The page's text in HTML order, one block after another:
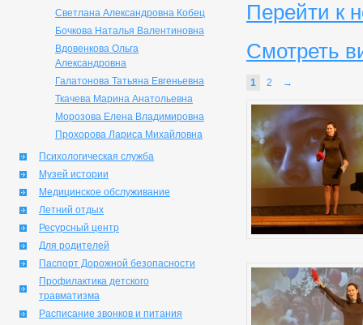
Светлана Александровна Кобец
Бочкова Наталья Валентиновна
Вдовенкова Ольга
Александровна
Галатонова Татьяна Евгеньевна
Ткачева Марина Анатольевна
Морозова Елена Владимировна
Прохорова Лариса Михайловна
Психологическая служба
Музей истории
Медицинское обслуживание
Летний отдых
Ресурсный центр
Для родителей
Паспорт Дорожной безопасности
Профилактика детского
травматизма
Расписание звонков и питания
Перейти к
Смотреть
1 2 →